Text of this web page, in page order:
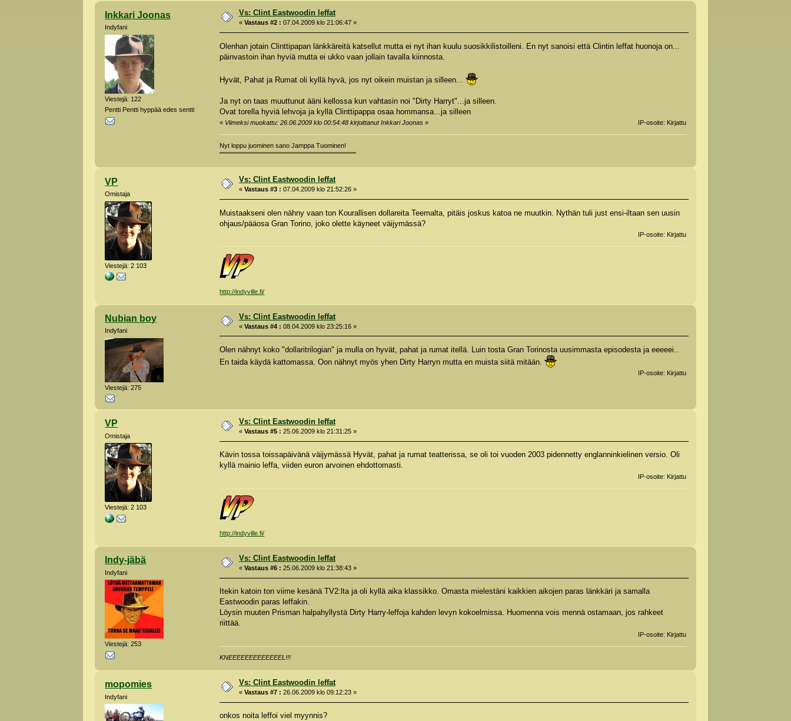
Inkkari Joonas
Indyfani
Viestejä: 122
Pentti Pentti hyppää edes sentti
Vs: Clint Eastwoodin leffat
« Vastaus #2 : 07.04.2009 klo 21:06:47 »
Olenhan jotain Clinttipapan länkkäreitä katsellut mutta ei nyt ihan kuulu suosikkilistoilleni. En nyt sanoisi että Clintin leffat huonoja on...
päinvastoin ihan hyviä mutta ei ukko vaan jollain tavalla kiinnosta.
Hyvät, Pahat ja Rumat oli kyllä hyvä, jos nyt oikein muistan ja silleen...
Ja nyt on taas muuttunut ääni kellossa kun vahtasin noi "Dirty Harryt"...ja silleen.
Ovat torella hyviä lehvoja ja kyllä Clinttipappa osaa hommansa...ja silleen
« Viimeksi muokattu: 26.06.2009 klo 00:54:48 kirjoittanut Inkkari Joonas » IP-osoite: Kirjattu
Nyt loppu juominen sano Jamppa Tuominen!
""""""""""""""""""""""""""""""""""""""""""""""""""""""""""
VP
Omistaja
Viestejä: 2 103
Vs: Clint Eastwoodin leffat
« Vastaus #3 : 07.04.2009 klo 21:52:26 »
Muistaakseni olen nähny vaan ton Kourallisen dollareita Teemalta, pitäis joskus katoa ne muutkin. Nythän tuli just ensi-iltaan sen uusin
ohjaus/pääosa Gran Torino, joko olette käyneet väijymässä?
IP-osoite: Kirjattu
http://indyville.fi/
Nubian boy
Indyfani
Viestejä: 275
Vs: Clint Eastwoodin leffat
« Vastaus #4 : 08.04.2009 klo 23:25:16 »
Olen nähnyt koko "dollaritrilogian" ja mulla on hyvät, pahat ja rumat itellä. Luin tosta Gran Torinosta uusimmasta episodesta ja eeeeei..
En taida käydä kattomassa. Oon nähnyt myös yhen Dirty Harryn mutta en muista siitä mitään.
IP-osoite: Kirjattu
VP
Omistaja
Viestejä: 2 103
Vs: Clint Eastwoodin leffat
« Vastaus #5 : 25.06.2009 klo 21:31:25 »
Kävin tossa toissapäivänä väijymässä Hyvät, pahat ja rumat teatterissa, se oli toi vuoden 2003 pidennetty englanninkielinen versio. Oli
kyllä mainio leffa, viiden euron arvoinen ehdottomasti.
IP-osoite: Kirjattu
http://indyville.fi/
Indy-jäbä
Indyfani
Viestejä: 253
Vs: Clint Eastwoodin leffat
« Vastaus #6 : 25.06.2009 klo 21:38:43 »
Itekin katoin ton viime kesänä TV2:lta ja oli kyllä aika klassikko. Omasta mielestäni kaikkien aikojen paras länkkäri ja samalla
Eastwoodin paras leffakin.
Löysin muuten Prisman halpahyllystä Dirty Harry-leffoja kahden levyn kokoelmissa. Huomenna vois mennä ostamaan, jos rahkeet
riittää.
IP-osoite: Kirjattu
KNEEEEEEEEEEEEEL!!!
mopomies
Indyfani
Vs: Clint Eastwoodin leffat
« Vastaus #7 : 26.06.2009 klo 09:12:23 »
onkos noita leffoi viel myynnis?